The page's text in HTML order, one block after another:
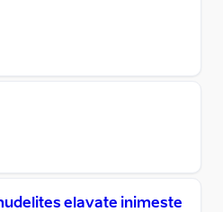
elavate inimeste